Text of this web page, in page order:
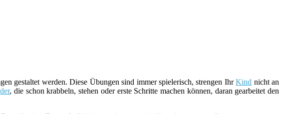
gestaltet werden. Diese Übungen sind immer spielerisch, strengen IhrKind nicht an
, die schon krabbeln, stehen oder erste Schritte machen können, daran gearbeitet den